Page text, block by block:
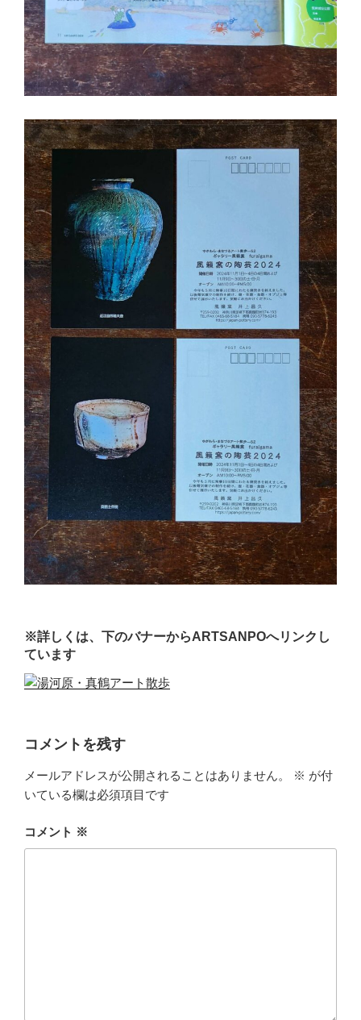
※詳しくは、下のバナーからARTSANPOへリンクし
ています
コメントを残す
メールアドレスが公開されることはありません。 ※ が付
いている欄は必須項目です
コメント ※